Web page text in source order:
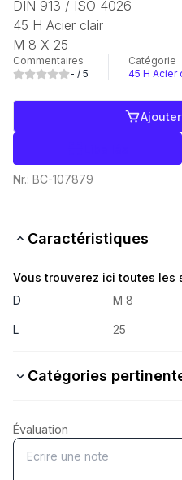
DIN 913 / ISO 4026
45 H Acier clair
M 8 X 25
Commentaires
- / 5
Catégorie
45 H Acier
Nr.: BC-107879
Caractéristiques
Vous trouverez ici toutes
D
M 8
L 25
Catégories
45 H Stahl verzinkt
Évaluation